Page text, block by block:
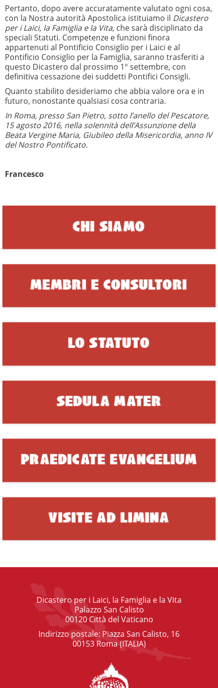
Pertanto, dopo avere accuratamente valutato ogni cosa,
con la Nostra autorità Apostolica istituiamo il Dicastero
per i Laici, la Famiglia e la Vita, che sarà disciplinato da
speciali Statuti. Competenze e funzioni finora
appartenuti al Pontificio Consiglio per i Laici e al
Pontificio Consiglio per la Famiglia, saranno trasferiti a
questo Dicastero dal prossimo 1° settembre, con
definitiva cessazione dei suddetti Pontifici Consigli.
Quanto stabilito desideriamo che abbia valore ora e in
futuro, nonostante qualsiasi cosa contraria.
In Roma, presso San Pietro, sotto l’anello del Pescatore,
15 agosto 2016, nella solennità dell’Assunzione della
Beata Vergine Maria, Giubileo della Misericordia, anno IV
del Nostro Pontificato.
Francesco
Dicastero per i Laici, la Famiglia e la Vita
Palazzo San Calisto
00120 Città del Vaticano
Indirizzo postale: Piazza San Calisto, 16
00153 Roma (ITALIA)